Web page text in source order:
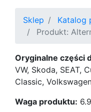
Sklep
Katalog
Produkt:
Oryginalne części
VW, Skoda, SEAT,
Classic,
Waga produktu: